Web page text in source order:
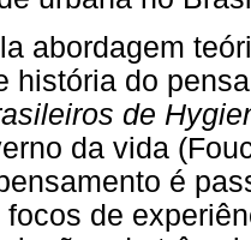
abordagem
história do
de
da vida
é
de